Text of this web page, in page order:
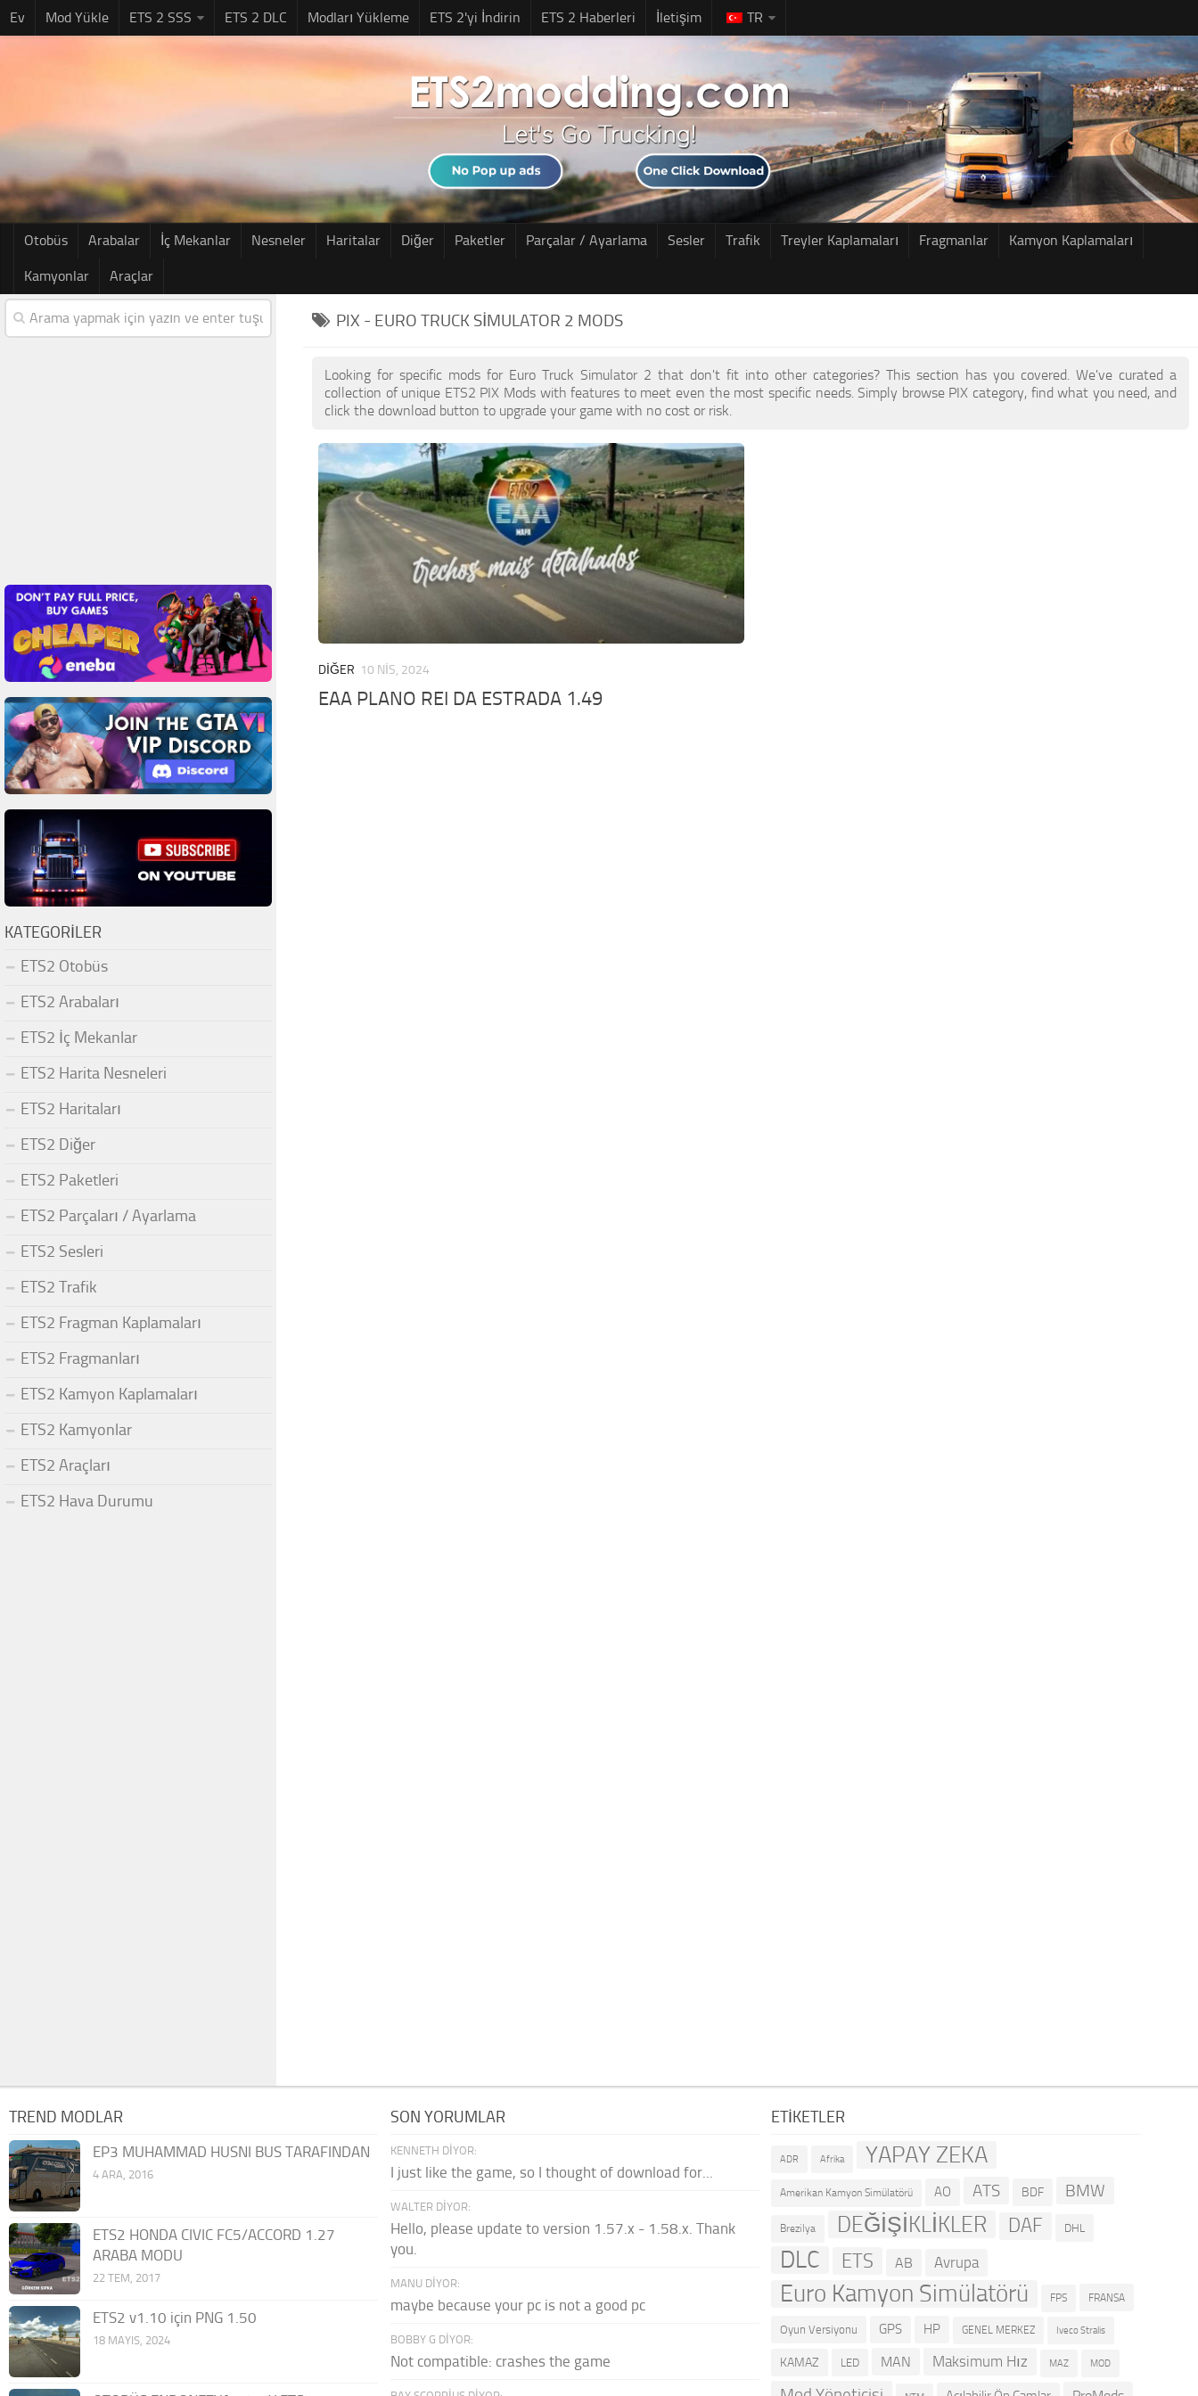
Ev Mod Yükle ETS 2 SSS ETS 2 DLC Modları Yükleme ETS 2'yi İndirin ETS 2 Haberleri İletişim TR
Otobüs Arabalar İç Mekanlar Nesneler Haritalar Diğer Paketler Parçalar / Ayarlama Sesler Trafik Treyler Kaplamaları Fragmanlar Kamyon Kaplamaları
Kamyonlar Araçlar
PIX - EURO TRUCK SIMULATOR 2 MODS
Looking for specific mods for Euro Truck Simulator 2 that don't fit into other categories? This section has you covered. We've curated a
collection of unique ETS2 PIX Mods with features to meet even the most specific needs. Simply browse PIX category, find what you need, and
click the download button to upgrade your game with no cost or risk.
DIĞER 10 NIS, 2024
EAA PLANO REI DA ESTRADA 1.49
KATEGORILER
ETS2 Otobüs
ETS2 Arabaları
ETS2 İç Mekanlar
ETS2 Harita Nesneleri
ETS2 Haritaları
ETS2 Diğer
ETS2 Paketleri
ETS2 Parçaları / Ayarlama
ETS2 Sesleri
ETS2 Trafik
ETS2 Fragman Kaplamaları
ETS2 Fragmanları
ETS2 Kamyon Kaplamaları
ETS2 Kamyonlar
ETS2 Araçları
ETS2 Hava Durumu
TREND MODLAR
EP3 MUHAMMAD HUSNI BUS TARAFINDAN
4 ARA, 2016
ETS2 HONDA CIVIC FC5/ACCORD 1.27
ARABA MODU
22 TEM, 2017
ETS2 v1.10 için PNG 1.50
18 MAYIS, 2024
SON YORUMLAR
KENNETH DIYOR:
I just like the game, so I thought of download for...
WALTER DIYOR:
Hello, please update to version 1.57.x - 1.58.x. Thank
you.
MANU DIYOR:
maybe because your pc is not a good pc
BOBBY G DIYOR:
Not compatible: crashes the game
ETIKETLER
ADR Afrika YAPAY ZEKA
Amerikan Kamyon Simülatörü AO ATS BDF BMW
Brezilya DEĞİŞİKLİKLER DAF DHL
DLC ETS AB Avrupa
Euro Kamyon Simülatörü FPS FRANSA
Oyun Versiyonu GPS HP GENEL MERKEZ Iveco Stralis
KAMAZ LED MAN Maksimum Hız MAZ MOD